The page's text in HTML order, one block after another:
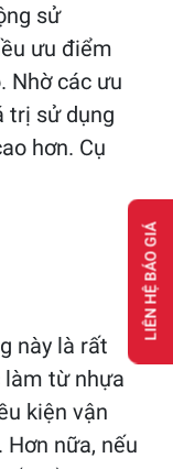
sử
ưu điểm
Nhờ các ưu
trị sử dụng
hơn. Cụ
này là rất
làm từ nhựa
kiện vận
nữa, nếu
LIÊN HỆ BÁO GIÁ